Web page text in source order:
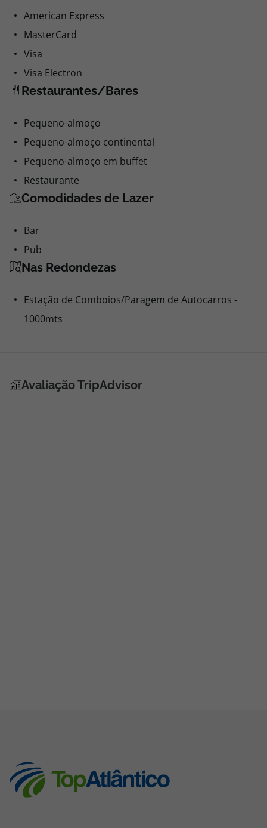
American Express
MasterCard
Visa
Visa Electron
Restaurantes/Bares
Pequeno-almoço
Pequeno-almoço continental
Pequeno-almoço em buffet
Restaurante
Comodidades de Lazer
Bar
Pub
Nas Redondezas
Estação de Comboios/Paragem de Autocarros -
1000mts
Avaliação TripAdvisor